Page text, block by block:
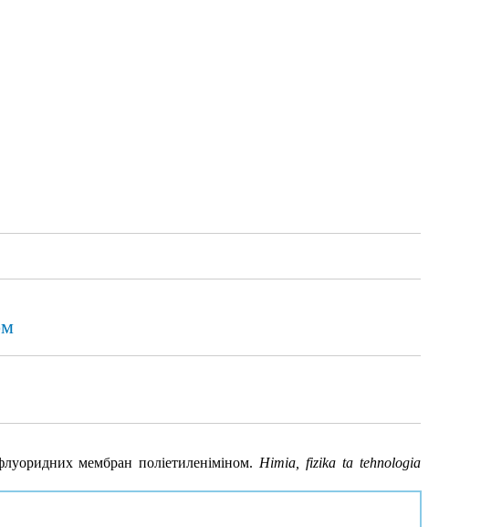
мембран поліетиленіміном.Himia, fizika ta tehnologia